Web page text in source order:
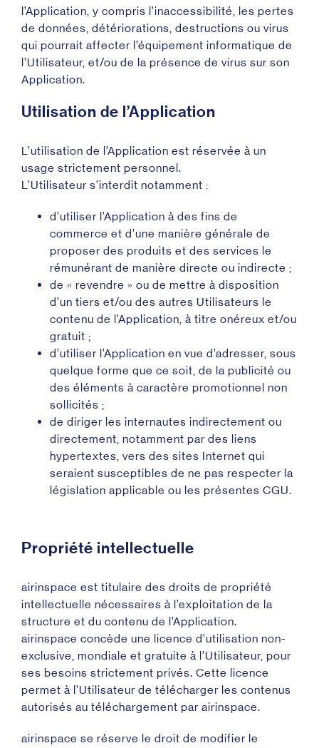
l’Application, y compris l’inaccessibilité, les pertes
de données, détériorations, destructions ou virus
qui pourrait affecter l’équipement informatique de
l’Utilisateur, et/ou de la présence de virus sur son
Application.
Utilisation de l’Application
L’utilisation de l’Application est réservée à un
usage strictement personnel.
L’Utilisateur s’interdit notamment :
d’utiliser l’Application à des fins de
commerce et d’une manière générale de
proposer des produits et des services le
rémunérant de manière directe ou indirecte ;
de « revendre » ou de mettre à disposition
d’un tiers et/ou des autres Utilisateurs le
contenu de l’Application, à titre onéreux et/ou
gratuit ;
d’utiliser l’Application en vue d’adresser, sous
quelque forme que ce soit, de la publicité ou
des éléments à caractère promotionnel non
sollicités ;
de diriger les internautes indirectement ou
directement, notamment par des liens
hypertextes, vers des sites Internet qui
seraient susceptibles de ne pas respecter la
législation applicable ou les présentes CGU.
Propriété intellectuelle
airinspace est titulaire des droits de propriété
intellectuelle nécessaires à l’exploitation de la
structure et du contenu de l’Application.
airinspace concède une licence d’utilisation non-
exclusive, mondiale et gratuite à l’Utilisateur, pour
ses besoins strictement privés. Cette licence
permet à l’Utilisateur de télécharger les contenus
autorisés au téléchargement par airinspace.
airinspace se réserve le droit de modifier le